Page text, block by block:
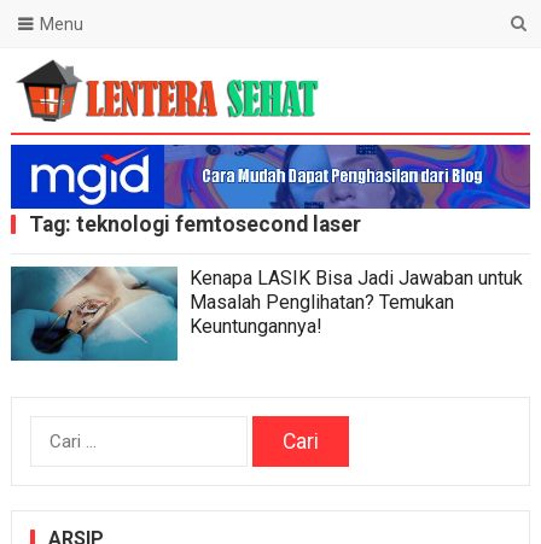
Lentera Sehat
Menu
Tag: teknologi femtosecond laser
Kenapa LASIK Bisa Jadi Jawaban untuk
Masalah Penglihatan? Temukan
Keuntungannya!
Cari
ARSIP